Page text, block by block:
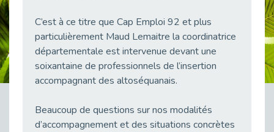
Publié le 04/05/2026
Publié le 01/05/2026
Témoignage : Le parcours de Marc, 44 ans
L’Aménagement Raisonnable : Un Levier pour l’Équité
Publié le 29/04/2026
C’est à ce titre que Cap Emploi 92 et plus
particulièrement Maud Lemaitre la coordinatrice
départementale est intervenue devant une
soixantaine de professionnels de l’insertion
accompagnant des altoséquanais.
Beaucoup de questions sur nos modalités
d’accompagnement et des situations concrètes